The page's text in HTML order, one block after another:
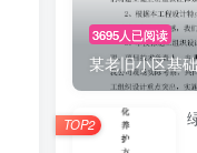
3695人已阅读
某老旧小区基
TOP2